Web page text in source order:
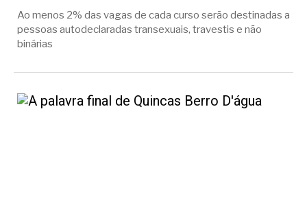
Ao menos 2% das vagas de cada curso serão destinadas a
pessoas autodeclaradas transexuais, travestis e não
binárias